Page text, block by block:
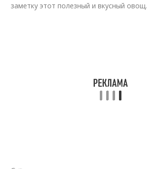
заметку этот полезный и вкусный овощ.